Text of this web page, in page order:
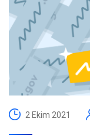
2 Ekim 2021